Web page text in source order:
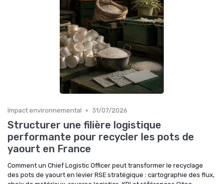
Impact environnemental • 31/07/2026
Structurer une filière logistique
performante pour recycler les pots de
yaourt en France
Comment un Chief Logistic Officer peut transformer le recyclage
des pots de yaourt en levier RSE stratégique : cartographie des flux,